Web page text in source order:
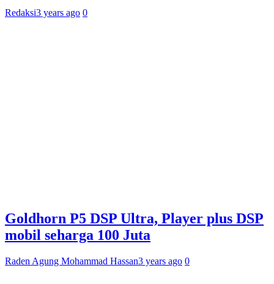
Redaksi3 years ago 0
Goldhorn P5 DSP Ultra, Player plus DSP
mobil seharga 100 Juta
Raden Agung Mohammad Hassan3 years ago 0